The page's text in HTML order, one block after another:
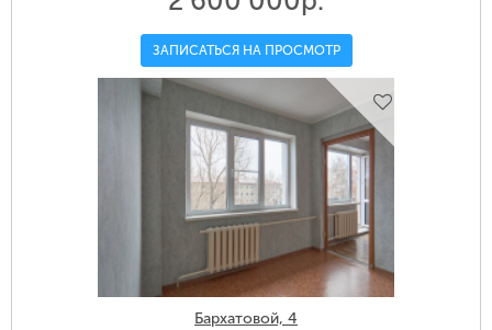
ЗАПИСАТЬСЯ НА ПРОСМОТР
Бархатовой, 4